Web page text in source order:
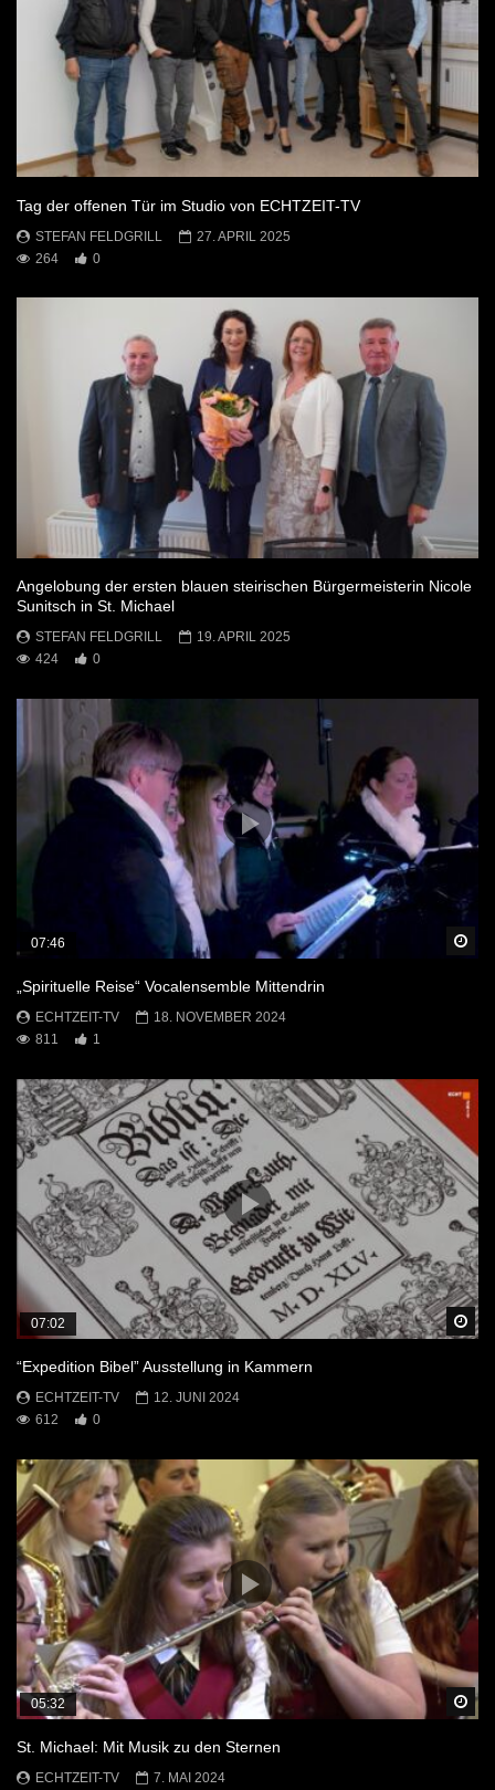
Tag der offenen Tür im Studio von ECHTZEIT-TV
STEFAN FELDGRILL
27. APRIL 2025
264
0
Angelobung der ersten blauen steirischen Bürgermeisterin Nicole
Sunitsch in St. Michael
STEFAN FELDGRILL
19. APRIL 2025
424
0
07:46
„Spirituelle Reise“ Vocalensemble Mittendrin
ECHTZEIT-TV
18. NOVEMBER 2024
811
1
07:02
“Expedition Bibel” Ausstellung in Kammern
ECHTZEIT-TV
12. JUNI 2024
612
0
05:32
St. Michael: Mit Musik zu den Sternen
ECHTZEIT-TV
7. MAI 2024